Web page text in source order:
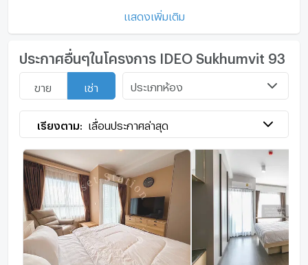
แสดงเพิ่มเติม
ประกาศอื่นๆในโครงการ IDEO Sukhumvit 93
ขาย เช่า ประเภทห้อง
เรียงตาม: เลื่อนประกาศล่าสุด